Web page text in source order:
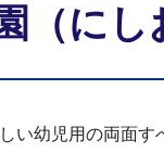
（に
い幼児用の両面す